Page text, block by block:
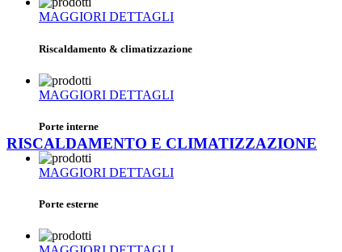
RISCALDAMENTO E CLIMATIZZAZIONE
MAGGIORI DETTAGLI
Riscaldamento & climatizzazione
MAGGIORI DETTAGLI
Porte interne
MAGGIORI DETTAGLI
Porte esterne